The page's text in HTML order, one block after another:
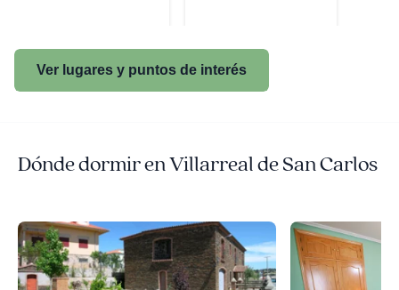
Ver lugares y puntos de interés
Dónde dormir en Villarreal de San Carlos